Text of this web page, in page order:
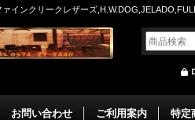
インクリークレザーズ
お問い合わせ ご利用案内 特定